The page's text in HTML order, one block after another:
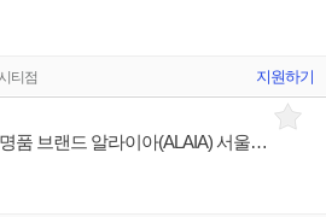
티점 지원하기
[리치몬트코리아] 신규 런칭 명품 브랜드 알라이아(ALAIA) 서울지역 백화점 점장/슈퍼바이저/판매사원 채용